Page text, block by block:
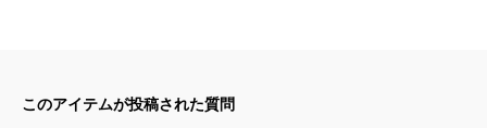
このアイテムが投稿された質問